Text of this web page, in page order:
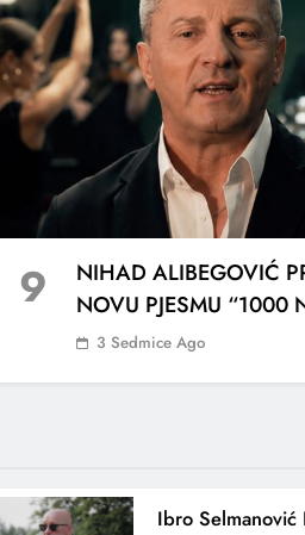
9
NIHAD ALIBEGOVIĆ
NOVU PJESMU “1000
3 Sedmice Ago
Ibro Selmanović